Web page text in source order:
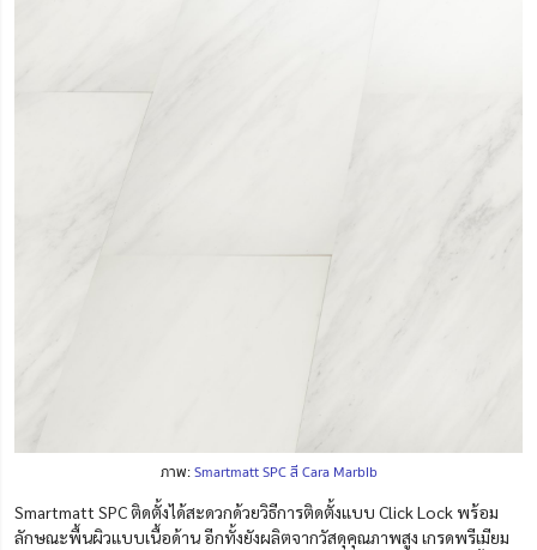
ภาพ:Smartmatt SPC สี Cara Marblb
Smartmatt SPC ติดตั้งได้สะดวกด้วยวิธีการติดตั้งแบบ Click Lock พร้อม
ลักษณะพื้นผิวแบบเนื้อด้าน อีกทั้งยังผลิตจากวัสดุคุณภาพสูง เกรดพรีเมียม